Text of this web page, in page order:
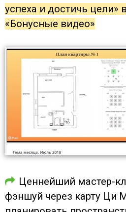
успеха и достичь цели»
«Бонусные видео»
Ценнейший мастер-
фэншуй через карту Ци